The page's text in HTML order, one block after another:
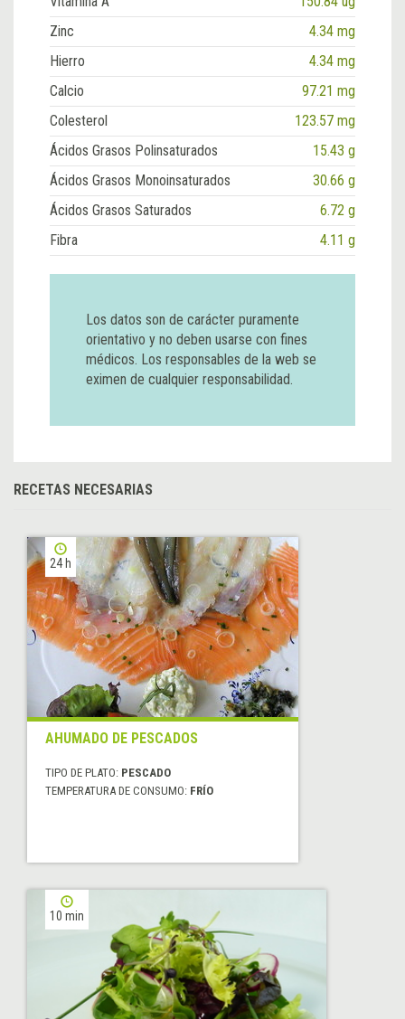
Zinc
4.34 mg
Hierro
4.34 mg
Calcio
97.21 mg
Colesterol
123.57 mg
Ácidos Grasos Polinsaturados
15.43 g
Ácidos Grasos Monoinsaturados
30.66 g
Ácidos Grasos Saturados
6.72 g
Fibra
4.11 g
Los datos son de carácter puramente
orientativo y no deben usarse con fines
médicos. Los responsables de la web se
eximen de cualquier responsabilidad.
RECETAS NECESARIAS
24 h
AHUMADO DE PESCADOS
TIPO DE PLATO: PESCADO
TEMPERATURA DE CONSUMO: FRÍO
10 min